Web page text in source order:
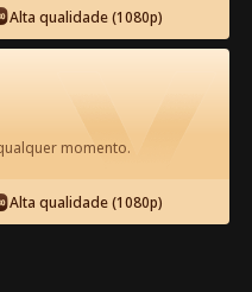
Proibido nos
Minha BFF
Todos os episódios
59 60
Alta qualidade (1080p)
momento.
Alta qualidade (1080p)